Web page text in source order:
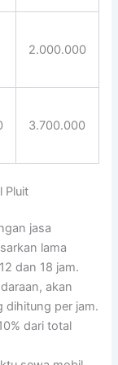
2.000.000
3.700.000
Pluit
jasa
lama
dan 18 jam.
akan
dihitung per jam.
dari total